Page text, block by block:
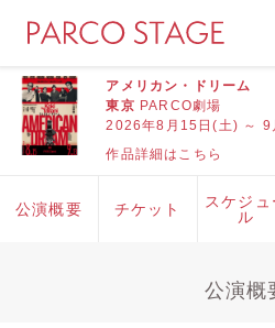
アメリカン・ドリーム
東京 PARCO劇場
2026年8月15日(土) ～ 9
作品詳細はこちら
公演概要 チケット
スケジュ
ル
公演概